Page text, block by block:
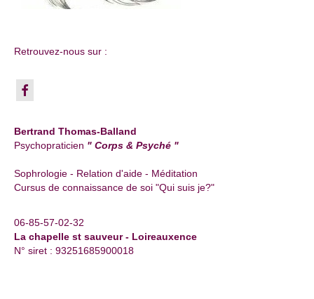
Retrouvez-nous sur :
Bertrand Thomas-Balland
Psychopraticien " Corps & Psyché "
Sophrologie - Relation d'aide - Méditation
Cursus de connaissance de soi "Qui suis je?"
06-85-57-02-32
La chapelle st sauveur - Loireauxence
N° siret : 93251685900018